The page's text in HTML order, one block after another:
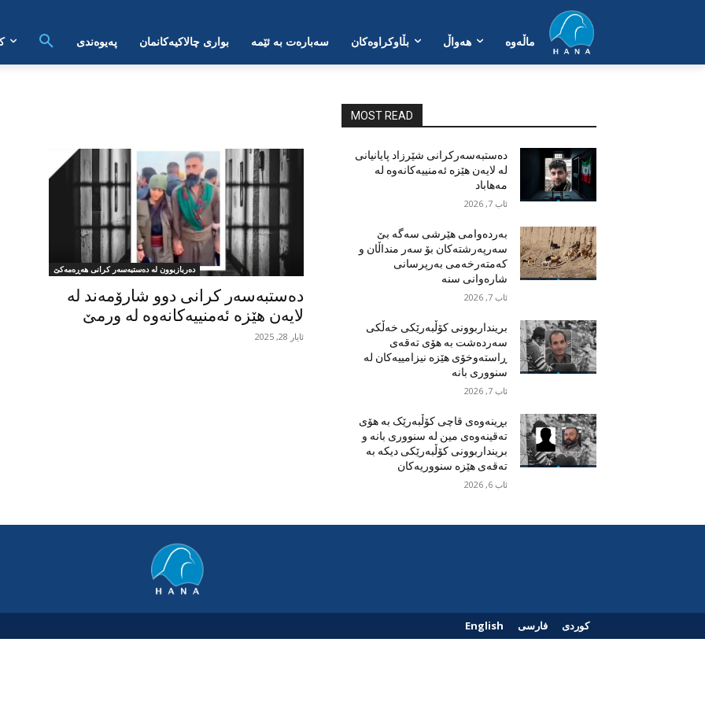
ماڵەوە هەواڵ بڵاوکراوەکان سەبارەت بە ئێمە بواری چالاکیەکانمان پەیوەندی
دەربازبوون لە دەستبەسەر کرانی هەڕەمەکێ
دەستبەسەر کرانی دوو شارۆمەند لە
لایەن هێزە ئەمنییەکانەوە لە ورمێ
ئایار 28, 2025
MOST READ
دەستبەسەرکرانی شێرزاد پایانیانی
لە لایەن هێزە ئەمنییەکانەوە لە
مەهاباد
ئاب 7, 2026
بەردەوامی هێرشی سەگە بێ
سەرپەرشتەکان بۆ سەر منداڵان و
کەمتەرخەمی بەرپرسانی
شارەوانی سنە
ئاب 7, 2026
برینداربوونی کۆڵبەرێکی خەڵکی
سەردەشت بە هۆی تەقەی
ڕاستەوخۆی هێزە نیزامییەکان لە
سنووری بانە
ئاب 7, 2026
بڕینەوەی قاچی کۆڵبەرێک بە هۆی
تەقینەوەی مین لە سنووری بانە و
برینداربوونی کۆڵبەرێکی دیکە بە
تەقەی هێزە سنووریەکان
ئاب 6, 2026
English فارسی کوردی